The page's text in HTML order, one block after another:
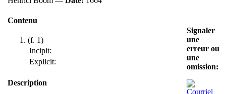
Contenu
(f. 1)
Incipit:
Explicit:
Description
Signaler
une
erreur ou
une
omission: